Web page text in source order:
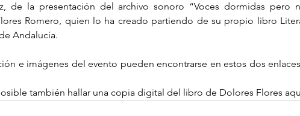
de la presentación del archivo sonoro “Voces dormidas pero
Romero, quien lo ha creado partiendo de su propio libro
Andalucía.
e imágenes del evento pueden encontrarse en estos dos
también hallar una copia digital del libro de Dolores Flores